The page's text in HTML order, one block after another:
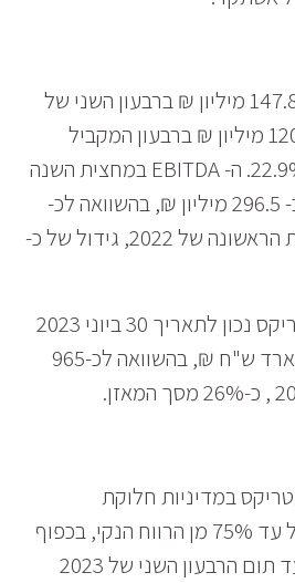
ה- EBITDA הגיעה לכ- 147.8 מיליון ₪ ברבעון השני של
השנה, בהשוואה לכ- 120.2 מיליון ₪ ברבעון המקביל
אשתקד, גידול של כ- 22.9%. ה- EBITDA במחצית השנה
הגיעה לסכום שיא של כ- 296.5 מיליון ₪, בהשוואה לכ-
247.8 מיליון ₪ במחצית הראשונה של 2022, גידול של כ-
העצמי של מטריקס נכון לתאריך 30 ביוני 2023
עומד על כ- 1.039 מיליארד ש"ח ₪, בהשוואה לכ-965
במדיניות חלוקת
הדיבידנדים בשיעור של עד 75% מן הרווח הנקי, בכפוף
למבחני חלוקה כחוק. עד תום הרבעון השני של 2023